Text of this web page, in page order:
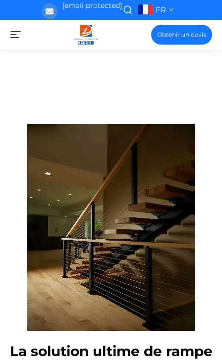
[email protected] FR
Obtenir un devis
La solution ultime de rampe